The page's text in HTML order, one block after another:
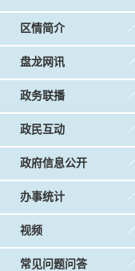
调查征集 做好“六稳
区情简介
盘龙网讯
政务联播
政民互动
政府信息公开
办事统计
视频
常见问题问答